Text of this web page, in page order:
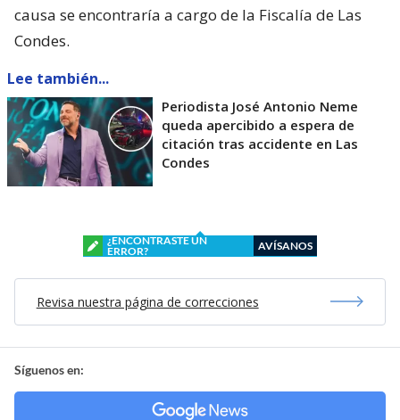
causa se encontraría a cargo de la Fiscalía de Las
Condes.
Lee también...
Periodista José Antonio Neme
queda apercibido a espera de
citación tras accidente en Las
Condes
¿ENCONTRASTE UN
ERROR?
AVÍSANOS
Revisa nuestra página de correcciones
Síguenos en: